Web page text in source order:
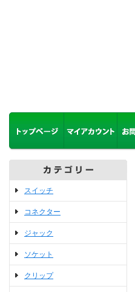
スイッチ
コネクター
ジャック
ソケット
クリップ